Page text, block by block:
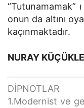
“Tutunamamak”
onun da altını
kaçınmaktadır.
NURAY
DİPNOTLAR
1.Modernist ve